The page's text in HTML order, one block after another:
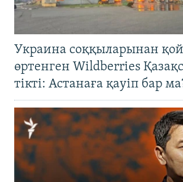
Украина соққыларынан
өртенген Wildberries
тікті: Астанаға қауіп бар